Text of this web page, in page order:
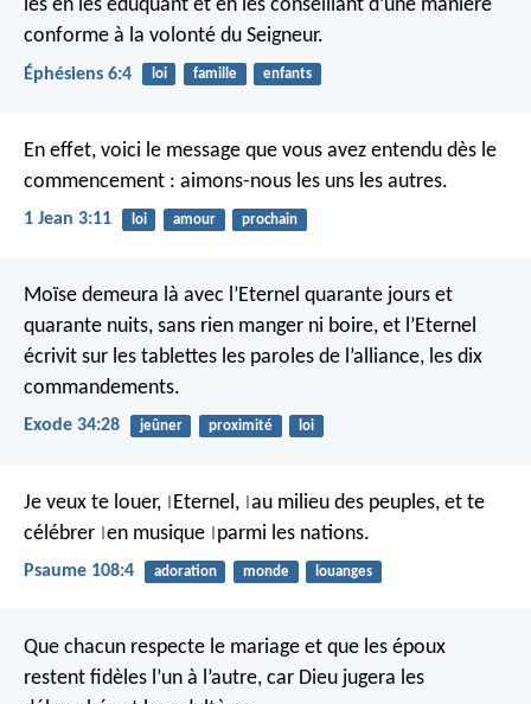
les en les éduquant et en les conseillant d’une manière
conforme à la volonté du Seigneur.
Éphésiens 6:4 loi famille enfants
En effet, voici le message que vous avez entendu dès le
commencement : aimons-nous les uns les autres.
1 Jean 3:11 loi amour prochain
Moïse demeura là avec l’Eternel quarante jours et
quarante nuits, sans rien manger ni boire, et l’Eternel
écrivit sur les tablettes les paroles de l’alliance, les dix
commandements.
Exode 34:28 jeûner proximité loi
Je veux te louer, Eternel, au milieu des peuples, et te
célébrer en musique parmi les nations.
Psaume 108:4 adoration monde louanges
Que chacun respecte le mariage et que les époux
restent fidèles l’un à l’autre, car Dieu jugera les